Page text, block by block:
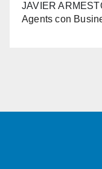
JAVIER
Agents con